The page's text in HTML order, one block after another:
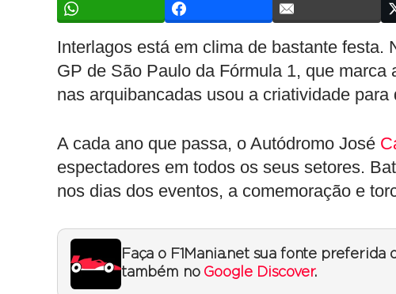
Interlagos está em clima de bastante
GP de São Paulo da Fórmula 1, que
nas arquibancadas usou a criatividade
A cada ano que passa, o Autódromo José
espectadores em todos os seus setores.
nos dias dos eventos, a comemoração e
Faça o F1Mania.net sua fonte preferida
também no Google Discover.